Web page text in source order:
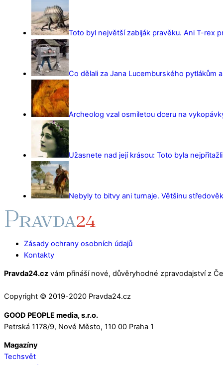
Toto byl největší zabiják pravěku. Ani T-rex
Co dělali za Jana Lucemburského pytlákům
Archeolog vzal osmiletou dceru na
Užasnete nad její krásou: Toto byla
Nebyly to bitvy ani turnaje. Většinu
Zásady ochrany osobních údajů
Kontakty
Pravda24.cz vám přináší nové, důvěryhodné zpravodajství z
Copyright © 2019-2020 Pravda24.cz
GOOD PEOPLE media, s.r.o.
Petrská 1178/9, Nové Město, 110 00 Praha 1
Magazíny
Techsvět